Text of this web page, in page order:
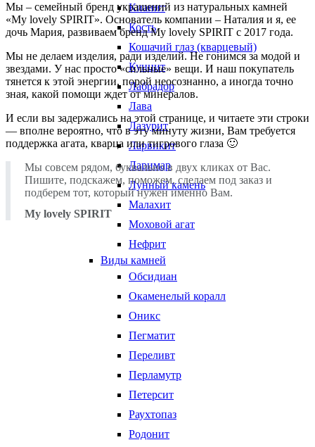
Кианит
Кость
Кошачий глаз (кварцевый)
Кунцит
Лабрадор
Лава
Лазурит
Ларвикит
Ларимар
Лунный камень
Малахит
Моховой агат
Нефрит
Виды камней
Обсидиан
Окаменелый коралл
Оникс
Пегматит
Переливт
Перламутр
Петерсит
Раухтопаз
Родонит
Мы – семейный бренд украшений из натуральных камней
«My lovely SPIRIT». Основатель компании – Наталия и я, ее
дочь Мария, развиваем бренд My lovely SPIRIT с 2017 года.
Мы не делаем изделия, ради изделий. Не гонимся за модой и
звездами. У нас просто «сильные» вещи. И наш покупатель
тянется к этой энергии, порой неосознанно, а иногда точно
зная, какой помощи ждет от минералов.
И если вы задержались на этой странице, и читаете эти строки
— вполне вероятно, что в эту минуту жизни, Вам требуется
поддержка агата, кварца или тигрового глаза 🙂
Мы совсем рядом, буквально в двух кликах от Вас.
Пишите, подскажем, поможем, сделаем под заказ и
подберем тот, который нужен именно Вам.
My lovely SPIRIT